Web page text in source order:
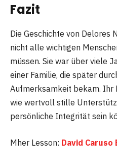
Fazit
Die Geschichte von Delores
nicht alle wichtigen
müssen. Sie war über viele
einer Familie, die später
Aufmerksamkeit bekam. Ihr
wie wertvoll stille
persönliche Integrität sein
Mher Lesson: David Caruso